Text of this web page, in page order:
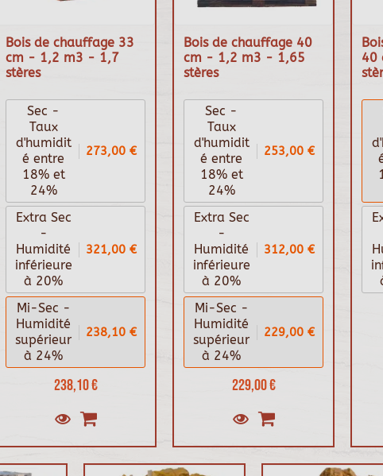
Bois de chauffage 33
cm - 1,2 m3 - 1,7
stères
238,10 €
Sec -
Taux
d'humidit
é entre
18% et
24%
273,00 €
Extra Sec
-
Humidité
inférieure
à 20%
321,00 €
Mi-Sec -
Humidité
supérieur
à 24%
238,10 €
Bois de chauffage 40
cm - 1,2 m3 - 1,65
stères
229,00 €
Sec -
Taux
d'humidit
é entre
18% et
24%
253,00 €
Extra Sec
-
Humidité
inférieure
à 20%
312,00 €
Mi-Sec -
Humidité
supérieur
à 24%
229,00 €
40